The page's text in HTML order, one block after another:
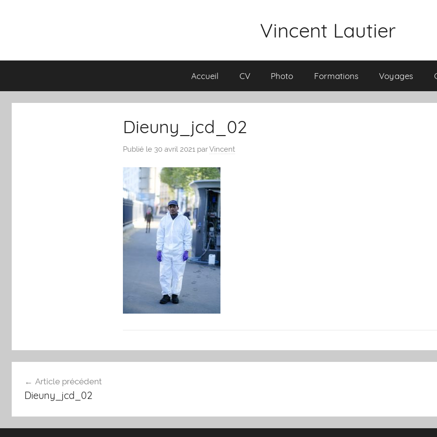
Vincent Lautier
Accueil CV Photo Formations Voyages
Dieuny_jcd_02
Publié le 30 avril 2021 parVincent
de
l’article
Article précédent
Dieuny_jcd_02